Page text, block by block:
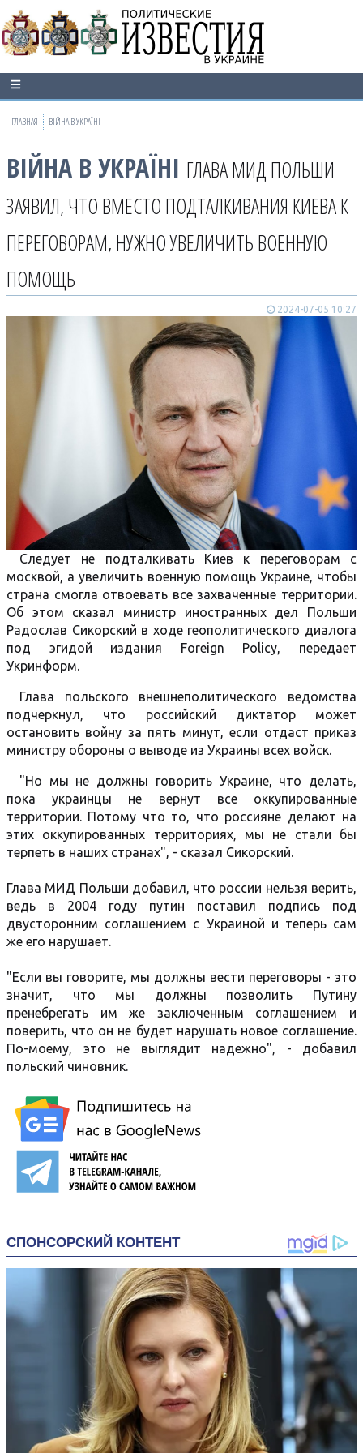
ГЛАВНАЯ ВІЙНА В УКРАЇНІ
ВІЙНА В УКРАЇНІ ГЛАВА МИД ПОЛЬШИ
ЗАЯВИЛ, ЧТО ВМЕСТО ПОДТАЛКИВАНИЯ КИЕВА К
ПЕРЕГОВОРАМ, НУЖНО УВЕЛИЧИТЬ ВОЕННУЮ
ПОМОЩЬ
2024-07-05 10:27
Следует не подталкивать Киев к переговорам с
москвой, а увеличить военную помощь Украине, чтобы
страна смогла отвоевать все захваченные территории.
Об этом сказал министр иностранных дел Польши
Радослав Сикорский в ходе геополитического диалога
под эгидой издания Foreign Policy, передает
Укринформ.
Глава польского внешнеполитического ведомства
подчеркнул, что российский диктатор может
остановить войну за пять минут, если отдаст приказ
министру обороны о выводе из Украины всех войск.
"Но мы не должны говорить Украине, что делать,
пока украинцы не вернут все оккупированные
территории. Потому что то, что россияне делают на
этих оккупированных территориях, мы не стали бы
терпеть в наших странах", - сказал Сикорский.
Глава МИД Польши добавил, что россии нельзя верить,
ведь в 2004 году путин поставил подпись под
двусторонним соглашением с Украиной и теперь сам
же его нарушает.
"Если вы говорите, мы должны вести переговоры - это
значит, что мы должны позволить Путину
пренебрегать им же заключенным соглашением и
поверить, что он не будет нарушать новое соглашение.
По-моему, это не выглядит надежно", - добавил
польский чиновник.